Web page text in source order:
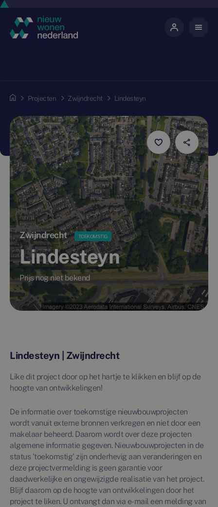
Projecten Zwijndrecht Lindesteyn
Zwijndrecht TOEKOMSTIG
Lindesteyn
Prijs nog niet bekend
Lindesteyn | Zwijndrecht
Like dit project door op het hartje te klikken en blijf op de
hoogte van ontwikkelingen!
De informatie over toekomstige nieuwbouwprojecten
wordt vanuit externe bronnen verkregen en niet door een
makelaar beheerd. Daarom wordt over deze projecten
algemene informatie gegeven. Nieuwbouwprojecten in de
status 'toekomstig' zijn onderhevig aan veranderingen en
deze projectvermelding is geen garantie voor
daadwerkelijke en ongewijzigde realisatie van het project.
Blijf daarom op de hoogte van ontwikkelingen door het
project te liken. U ontvangt dan via e-mail een melding van